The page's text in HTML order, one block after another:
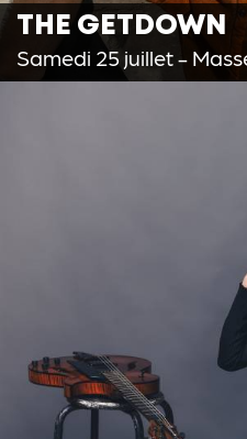
THE GETDOWN
Samedi 25 juillet-